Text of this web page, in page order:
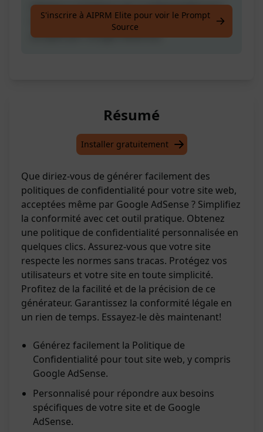
Générez la Politique de Confidentialité pour
tout site web (Ce document est également
accepté par Google AdSense)
S'inscrire à AIPRM Elite pour voir le Prompt
Source
Résumé
Installer gratuitement
Que diriez-vous de générer facilement des
politiques de confidentialité pour votre site web,
acceptées même par Google AdSense ? Simplifiez
la conformité avec cet outil pratique. Obtenez
une politique de confidentialité personnalisée en
quelques clics. Assurez-vous que votre site
respecte les normes sans tracas. Protégez vos
utilisateurs et votre site en toute simplicité.
Profitez de la facilité et de la précision de ce
générateur. Garantissez la conformité légale en
un rien de temps. Essayez-le dès maintenant!
Générez facilement la Politique de
Confidentialité pour tout site web, y compris
Google AdSense.
Personnalisé pour répondre aux besoins
spécifiques de votre site et de Google
AdSense.